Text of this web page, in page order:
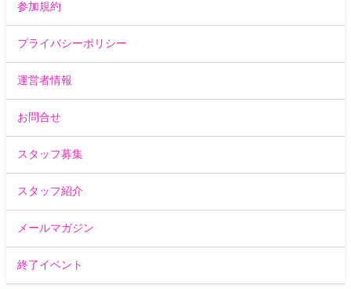
参加規約
プライバシーポリシー
運営者情報
お問合せ
スタッフ募集
スタッフ紹介
メールマガジン
終了イベント